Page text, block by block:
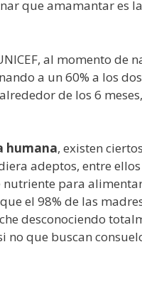
que amamantar es
al momento de
a un 60% a los
de los 6
humana, existen
adeptos, entre
nutriente para
el 98% de las
desconociendo
no que buscan